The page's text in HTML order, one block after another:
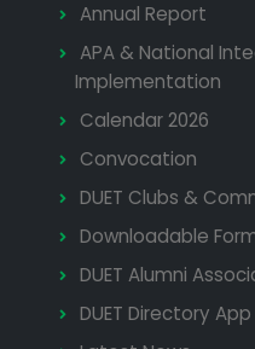
Annual Report
APA & National
Implementation
Calendar 2026
Convocation
DUET Clubs &
Downloadable
DUET Alumni
DUET Directory App